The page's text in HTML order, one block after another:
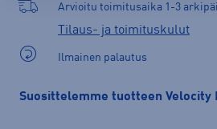
Arvioitu toimitusaika 1-3
Tilaus- ja toimituskulut
Ilmainen palautus
Suosittelemme tuotteen Velocity